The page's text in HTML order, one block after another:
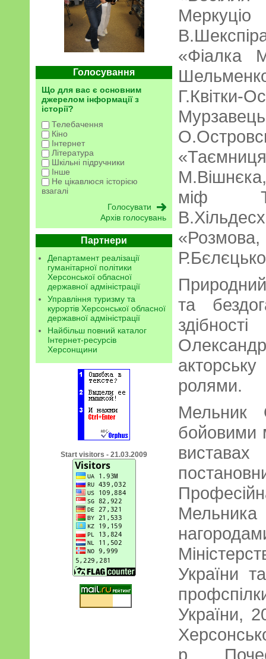
Голосування
Що для вас є основним
джерелом інформації з
історії?
Телебачення
Кіно
Інтернет
Література
Шкільні підручники
Інше
Не цікавлюся історією
взагалі
Архів голосувань
Партнери
Департамент реалізації
гуманітарної політики
Херсонської обласної
державної адміністрації
Управління туризму та
курортів Херсонської обласної
державної адміністрації
Найбільш повний каталог
Інтернет-ресурсів
Херсонщини
Start visitors - 21.03.2009
«Фіалка
Г.Квітки-
міф
Природний
та
ролями.
Мельник
бойовими
України
України,
р.,